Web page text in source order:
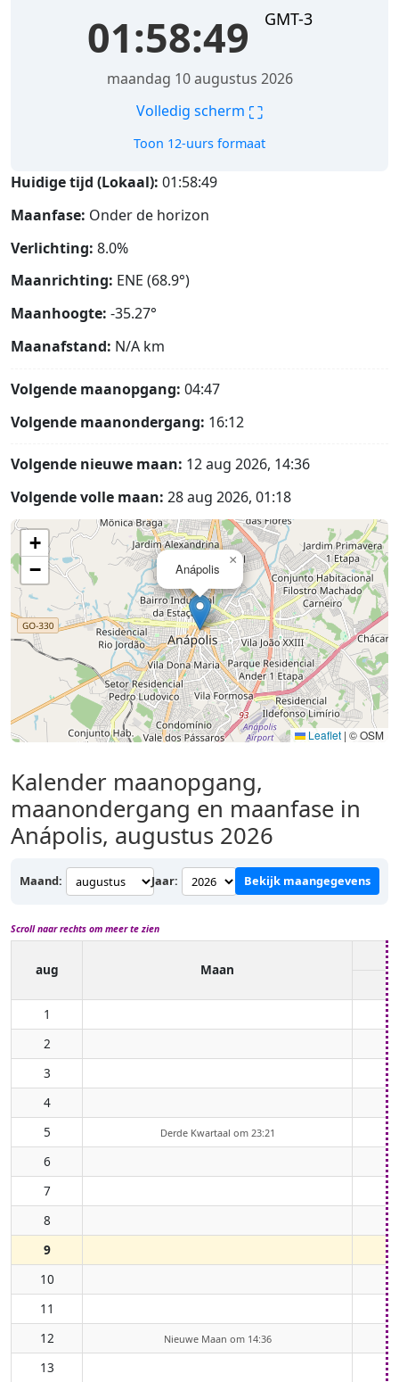
01:58:50 GMT-3
maandag 10 augustus 2026
Volledig scherm ⛶
Toon 12-uurs formaat
Huidige tijd (Lokaal): 01:58:50
Maanfase: Onder de horizon
Verlichting: 8.0%
Maanrichting: ENE (68.9°)
Maanhoogte: -35.27°
Maanafstand: N/A km
Volgende maanopgang: 04:47
Volgende maanondergang: 16:12
Volgende nieuwe maan: 12 aug 2026, 14:36
Volgende volle maan: 28 aug 2026, 01:18
Anápolis
×
+
−
Leaflet | © OSM
Kalender maanopgang,
maanondergang en maanfase in
Anápolis, augustus 2026
Maand: Jaar: Bekijk maangegevens
Scroll naar rechts om meer te zien
aug Maan
1
2
3
4
5
Derde Kwartaal om 23:21
6
7
8
9
10
11
12
Nieuwe Maan om 14:36
13